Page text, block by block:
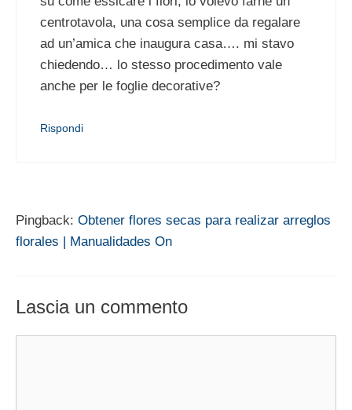
centrotavola, una cosa semplice da regalare
ad un’amica che inaugura casa…. mi stavo
chiedendo… lo stesso procedimento vale
anche per le foglie decorative?
Rispondi
Pingback: Obtener flores secas para realizar arreglos
florales | Manualidades On
Lascia un commento